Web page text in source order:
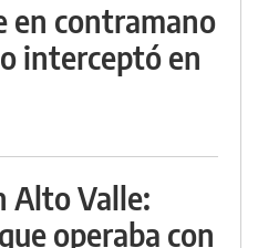
en contramano
interceptó en
Alto Valle:
operaba con